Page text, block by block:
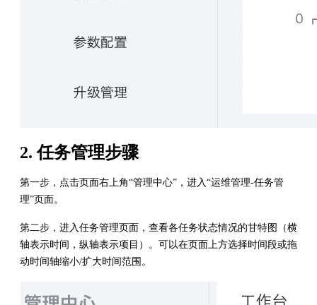
2. 任务管理步骤
第一步，点击页面右上角“管理中心”，进入“运维管理-任务管
理”页面。
第二步，进入任务管理页面，查看各任务状态情况的甘特图（横
轴表示时间，纵轴表示项目）。可以在页面上方选择时间段或拖
动时间轴缩小/扩大时间范围。